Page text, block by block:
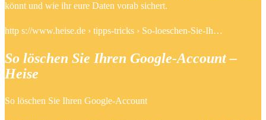
könnt und wie ihr eure Daten vorab sichert.
http s://www.heise.de › tipps-tricks › So-loeschen-Sie-Ih…
So löschen Sie Ihren Google-Account –
Heise
So löschen Sie Ihren Google-Account